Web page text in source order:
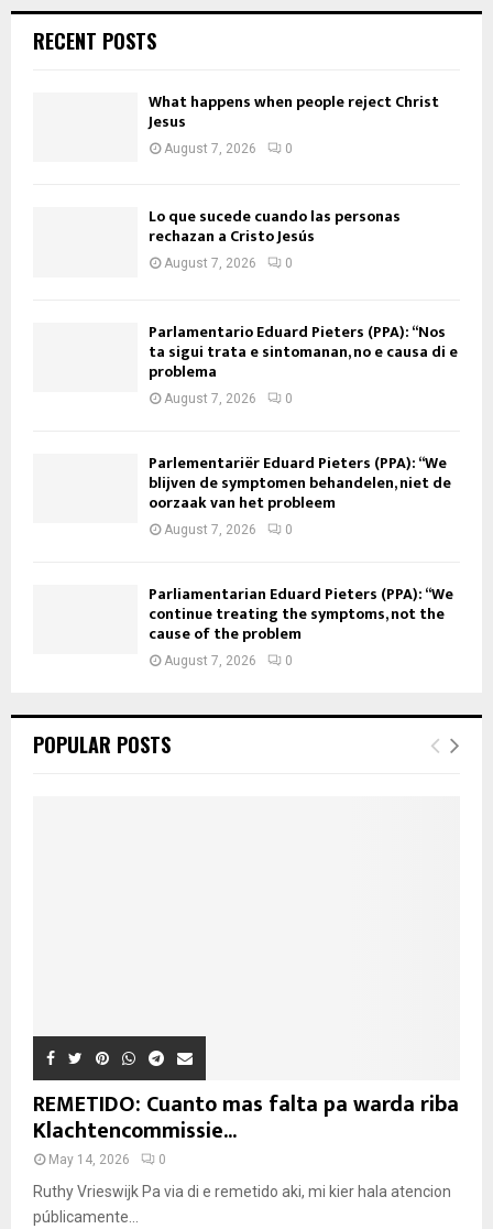
RECENT POSTS
What happens when people reject Christ
Jesus
August 7, 2026 0
Lo que sucede cuando las personas
rechazan a Cristo Jesús
August 7, 2026 0
Parlamentario Eduard Pieters (PPA): “Nos
ta sigui trata e sintomanan, no e causa di e
problema
August 7, 2026 0
Parlementariër Eduard Pieters (PPA): “We
blijven de symptomen behandelen, niet de
oorzaak van het probleem
August 7, 2026 0
Parliamentarian Eduard Pieters (PPA): “We
continue treating the symptoms, not the
cause of the problem
August 7, 2026 0
POPULAR POSTS
REMETIDO: Cuanto mas falta pa warda riba
Klachtencommissie...
May 14, 2026 0
Ruthy Vrieswijk Pa via di e remetido aki, mi kier hala atencion
públicamente...